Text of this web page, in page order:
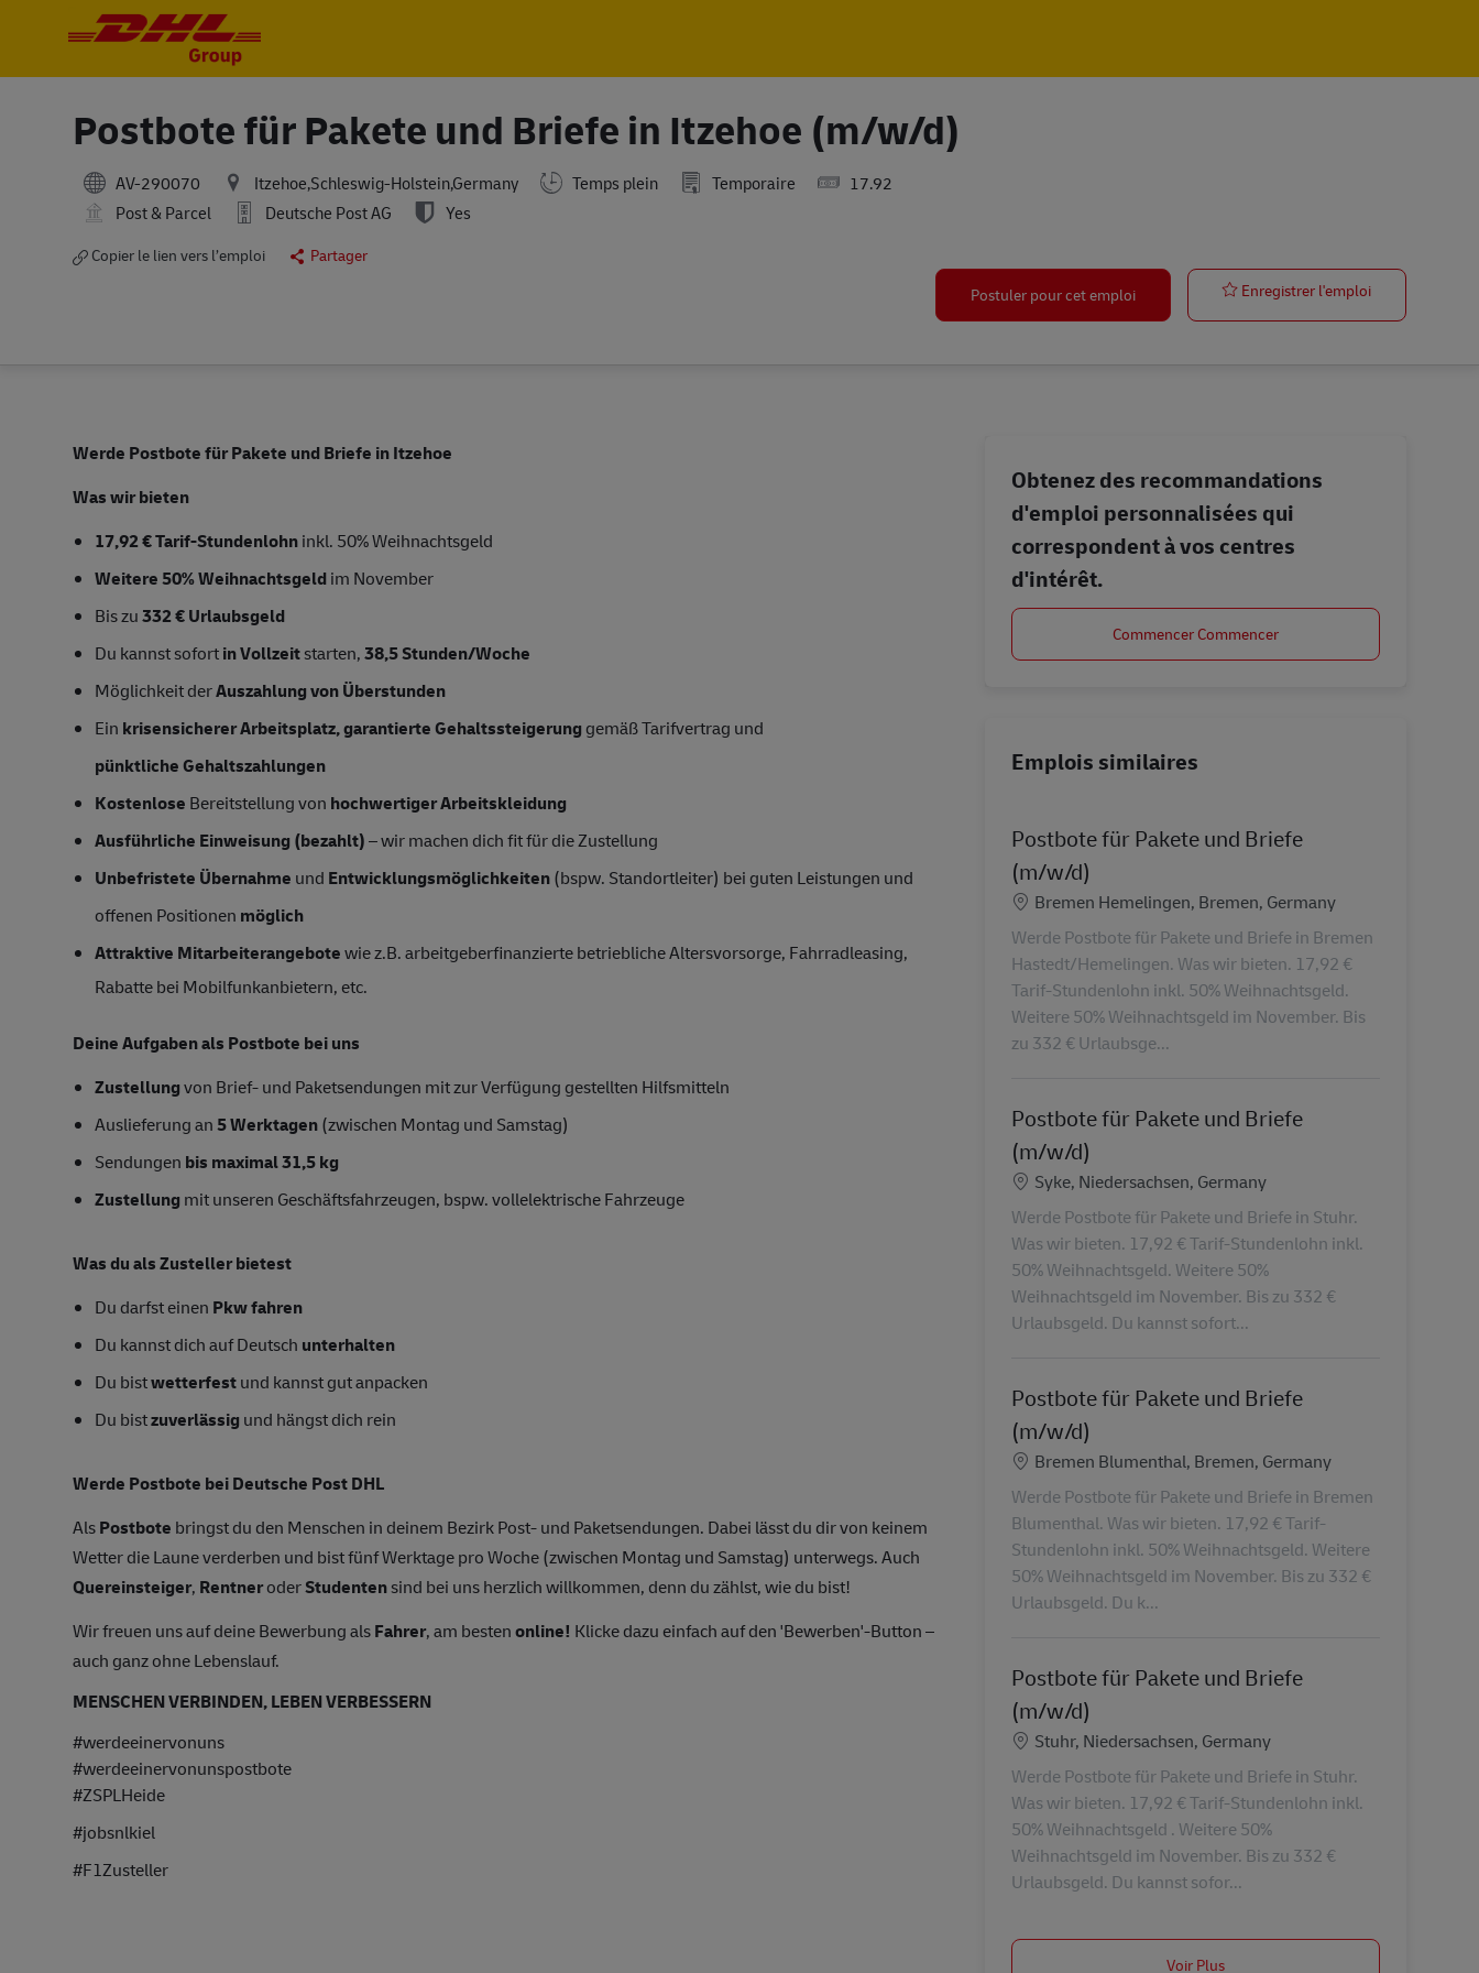
Postbote für Pakete und Briefe in Itzehoe (m/w/d)
AV-290070 Itzehoe,Schleswig-Holstein,Germany Temps plein Temporaire
17.92
Post & Parcel
Deutsche Post AG Yes
Copier le lien vers l’emploi
Partager
Postuler pour cet emploi
Enregistrer l'emploiPostbote für
Werde Postbote für Pakete und Briefe inItzehoe
Was wir bieten
17,92 € Tarif-Stundenlohninkl. 50% Weihnachtsgeld
Weitere 50% Weihnachtsgeldim November
Bis zu332 € Urlaubsgeld
Du kannst sofortin Vollzeitstarten,38,5 Stunden/Woche
Möglichkeit derAuszahlung von Überstunden
Ein krisensicherer Arbeitsplatz, garantierte Gehaltssteigerung gemäß Tarifvertrag und
pünktliche Gehaltszahlungen
Kostenlose Bereitstellung von hochwertiger Arbeitskleidung
Ausführliche Einweisung (bezahlt)– wir machen dich fit für die Zustellung
Unbefristete Übernahme und Entwicklungsmöglichkeiten(bspw. Standortleiter) bei guten Leistungen und
offenen Positionen möglich
Attraktive Mitarbeiterangebotewie z.B. arbeitgeberfinanzierte betriebliche Altersvorsorge, Fahrradleasing,
Rabatte bei Mobilfunkanbietern, etc.
Deine Aufgaben als Postbote bei uns
Zustellungvon Brief- und Paketsendungen mit zur Verfügung gestellten Hilfsmitteln
Auslieferung an5 Werktagen(zwischen Montag und Samstag)
Sendungen bis maximal 31,5 kg
Zustellung mit unseren Geschäftsfahrzeugen, bspw. vollelektrische Fahrzeuge
Was du als Zusteller bietest
Du darfst einen Pkw fahren
Du kannst dich auf Deutsch unterhalten
Du bistwetterfestund kannst gut anpacken
Du bistzuverlässig und hängst dich rein
Werde Postbote bei Deutsche Post DHL
AlsPostbote bringst du den Menschen in deinem Bezirk Post- und Paketsendungen. Dabei lässt du dir von keinem
Wetter die Laune verderben und bist fünf Werktage pro Woche (zwischen Montag und Samstag) unterwegs. Auch
Quereinsteiger, RentneroderStudentensind bei uns herzlich willkommen, denn du zählst, wie du bist!
Wir freuen uns auf deine Bewerbung alsFahrer, am bestenonline! Klicke dazu einfach auf den 'Bewerben'-Button –
auch ganz ohne Lebenslauf.
MENSCHEN VERBINDEN, LEBEN VERBESSERN
#werdeeinervonuns
#werdeeinervonunspostbote
#ZSPLHeide
#jobsnlkiel
#F1Zusteller
Obtenez des recommandations
d'emploi personnalisées qui
correspondent à vos centres
d'intérêt.
Commencer Commencer
Emplois similaires
Postbote für Pakete und Briefe
(m/w/d)
LieuBremen Hemelingen, Bremen, Germany
Werde Postbote für Pakete und Briefe in Bremen
Hastedt/Hemelingen. Was wir bieten. 17,92 €
Tarif-Stundenlohn inkl. 50% Weihnachtsgeld.
Weitere 50% Weihnachtsgeld im November. Bis
zu 332 € Urlaubsge...
Postbote für Pakete und Briefe
(m/w/d)
LieuSyke, Niedersachsen, Germany
Werde Postbote für Pakete und Briefe in Stuhr.
Was wir bieten. 17,92 € Tarif-Stundenlohn inkl.
50% Weihnachtsgeld. Weitere 50%
Weihnachtsgeld im November. Bis zu 332 €
Urlaubsgeld. Du kannst sofort...
Postbote für Pakete und Briefe
(m/w/d)
LieuBremen Blumenthal, Bremen, Germany
Werde Postbote für Pakete und Briefe in Bremen
Blumenthal. Was wir bieten. 17,92 € Tarif-
Stundenlohn inkl. 50% Weihnachtsgeld. Weitere
50% Weihnachtsgeld im November. Bis zu 332 €
Urlaubsgeld. Du k...
Postbote für Pakete und Briefe
(m/w/d)
LieuStuhr, Niedersachsen, Germany
Werde Postbote für Pakete und Briefe in Stuhr.
Was wir bieten. 17,92 € Tarif-Stundenlohn inkl.
50% Weihnachtsgeld . Weitere 50%
Weihnachtsgeld im November. Bis zu 332 €
Urlaubsgeld. Du kannst sofor...
Voir Plus